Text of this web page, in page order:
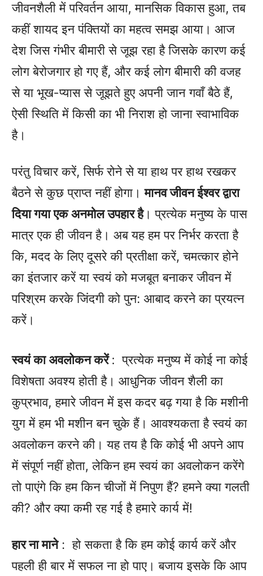
जीवनशैली में परिवर्तन आया, मानसिक विकास हुआ, तब
कहीं शायद इन पंक्तियों का महत्व समझ आया। आज
देश जिस गंभीर बीमारी से जूझ रहा है जिसके कारण कई
लोग बेरोजगार हो गए हैं, और कई लोग बीमारी की वजह
से या भूख-प्यास से जूझते हुए अपनी जान गवाँ बैठे हैं,
ऐसी स्थिति में किसी का भी निराश हो जाना स्वाभाविक
है।
परंतु विचार करें, सिर्फ रोने से या हाथ पर हाथ रखकर
बैठने से कुछ प्राप्त नहीं होगा।मानव जीवन ईश्वर द्वारा
दिया गया एक अनमोल उपहार है। प्रत्येक मनुष्य के पास
मात्र एक ही जीवन है। अब यह हम पर निर्भर करता है
कि, मदद के लिए दूसरे की प्रतीक्षा करें, चमत्कार होने
का इंतजार करें या स्वयं को मजबूत बनाकर जीवन में
परिश्रम करके जिंदगी को पुन: आबाद करने का प्रयत्न
करें।
स्वयं का अवलोकन करें: प्रत्येक मनुष्य में कोई ना कोई
विशेषता अवश्य होती है। आधुनिक जीवन शैली का
कुप्रभाव, हमारे जीवन में इस कदर बढ़ गया है कि मशीनी
युग में हम भी मशीन बन चुके हैं। आवश्यकता है स्वयं का
अवलोकन करने की। यह तय है कि कोई भी अपने आप
में संपूर्ण नहीं होता, लेकिन हम स्वयं का अवलोकन करेंगे
तो पाएंगे कि हम किन चीजों में निपुण हैं? हमने क्या गलती
की? और क्या कमी रह गई है हमारे कार्य में!
हार ना माने: हो सकता है कि हम कोई कार्य करें और
पहली ही बार में सफल ना हो पाए। बजाय इसके कि आप